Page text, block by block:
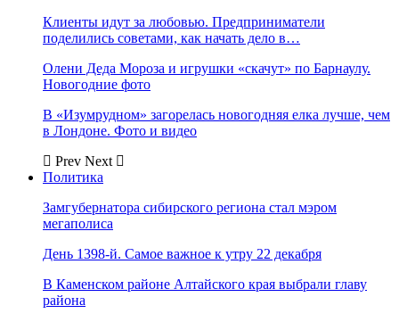
Клиенты идут за любовью. Предприниматели
поделились советами, как начать дело в…
Олени Деда Мороза и игрушки «скачут» по Барнаулу.
Новогодние фото
В «Изумрудном» загорелась новогодняя елка лучше, чем
в Лондоне. Фото и видео
Prev Next
Политика
Замгубернатора сибирского региона стал мэром
мегаполиса
День 1398-й. Самое важное к утру 22 декабря
В Каменском районе Алтайского края выбрали главу
района